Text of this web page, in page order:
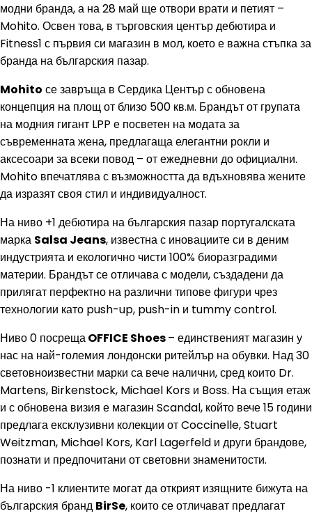
модни бранда, а на 28 май ще отвори врати и петият –
Mohito. Освен това, в търговския център дебютира и
Fitness1 с първия си магазин в мол, което е важна стъпка за
бранда на българския пазар.
Mohito се завръща в Сердика Център с обновена
концепция на площ от близо 500 кв.м. Брандът от групата
на модния гигант LPP е посветен на модата за
съвременната жена, предлагаща елегантни рокли и
аксесоари за всеки повод – от ежедневни до официални.
Mohito впечатлява с възможността да вдъхновява жените
да изразят своя стил и индивидуалност.
На ниво +1 дебютира на българския пазар португалската
марка Salsa Jeans, известна с иновациите си в деним
индустрията и екологично чисти 100% биоразградими
материи. Брандът се отличава с модели, създадени да
прилягат перфектно на различни типове фигури чрез
технологии като push-up, push-in и tummy control.
Ниво 0 посрещаOFFICE Shoes– единственият магазин у
нас на най-големия лондонски ритейлър на обувки. Над 30
световноизвестни марки са вече налични, сред които Dr.
Martens, Birkenstock, Michael Kors и Boss. На същия етаж
и с обновена визия е магазин Scandal, който вече 15 години
предлага ексклузивни колекции от Coccinelle, Stuart
Weitzman, Michael Kors, Karl Lagerfeld и други брандове,
познати и предпочитани от световни знаменитости.
На ниво -1 клиентите могат да открият изящните бижута на
българския бранд BirSe, които се отличават предлагат